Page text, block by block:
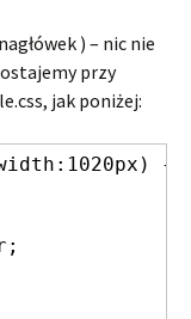
) – nic nie
przy
jak poniżej:
{